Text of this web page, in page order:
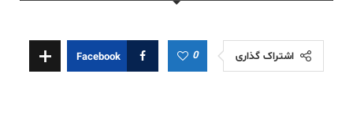
اشتراک گذاری 0
Facebook